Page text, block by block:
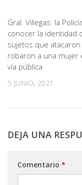
Gral. Villegas: la
conocer la identidad
sujetos que atacaron
robaron a una mujer
vía pública
5 JUNIO, 2021
DEJA UNA
Comentario *